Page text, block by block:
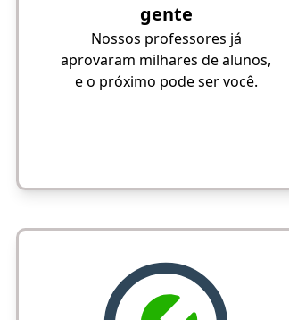
gente
Nossos professores já
aprovaram milhares de alunos,
e o próximo pode ser você.